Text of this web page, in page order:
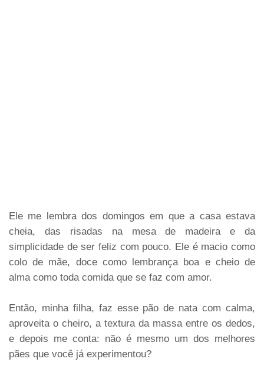
Ele me lembra dos domingos em que a casa estava
cheia, das risadas na mesa de madeira e da
simplicidade de ser feliz com pouco. Ele é macio como
colo de mãe, doce como lembrança boa e cheio de
alma como toda comida que se faz com amor.
Então, minha filha, faz esse pão de nata com calma,
aproveita o cheiro, a textura da massa entre os dedos,
e depois me conta: não é mesmo um dos melhores
pães que você já experimentou?